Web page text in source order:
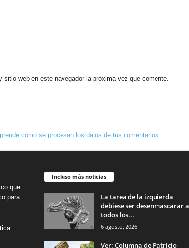
sitio web en este navegador la próxima vez que comente.
cómo se procesan los datos de tus comentarios.
que
para
Incluso más noticias
La tarea de la izquierda
debiese ser desenmascarar a
todos los...
6 agosto, 2026
Ver: Columna de Patricio